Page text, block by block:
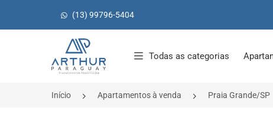
(13) 99796-5404
Página inicial
Todas as categorias
Início Apartamentos à venda Praia Grande/SP